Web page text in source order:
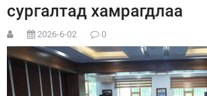
сургалтад хамрагдлаа
2026-6-02 0